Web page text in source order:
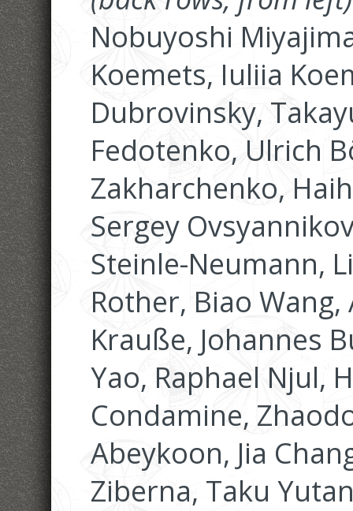
Nobuyoshi
Koemets, Iuliia
Dubrovinsky,
Fedotenko, Ulrich
Zakharchenko,
Sergey
Steinle-Neumann,
Rother, Biao
Krauße, Johannes
Yao, Raphael Njul,
Condamine,
Abeykoon, Jia
Ziberna, Taku